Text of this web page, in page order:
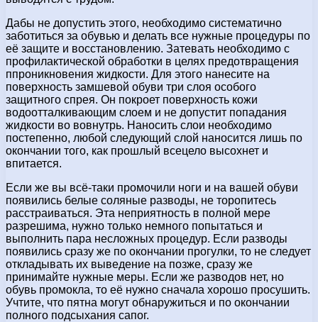
Дабы не допустить этого, необходимо систематично
заботиться за обувью и делать все нужные процедуры по
её защите и восстановлению. Затевать необходимо с
профилактической обработки в целях предотвращения
ппроникновения жидкости. Для этого нанесите на
поверхность замшевой обуви три слоя особого
защитного спрея. Он покроет поверхность кожи
водоотталкивающим слоем и не допустит попадания
жидкости во вовнутрь. Наносить слои необходимо
постепенно, любой следующий слой наносится лишь по
окончании того, как прошлый всецело высохнет и
впитается.
Если же вы всё-таки промочили ноги и на вашей обуви
появились белые соляные разводы, не торопитесь
расстраиваться. Эта неприятность в полной мере
разрешима, нужно только немного попытаться и
выполнить пара несложных процедур. Если разводы
появились сразу же по окончании прогулки, то не следует
откладывать их выведение на позже, сразу же
принимайте нужные меры. Если же разводов нет, но
обувь промокла, то её нужно сначала хорошо просушить.
Учтите, что пятна могут обнаружиться и по окончании
полного подсыхания сапог.